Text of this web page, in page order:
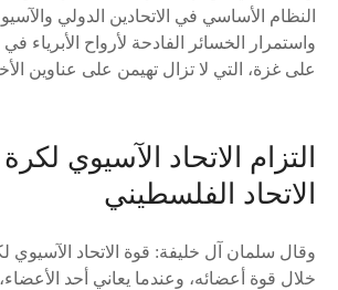
النظام الأساسي في الاتحادين الدولي
واستمرار الخسائر الفادحة لأرواح الأبرياء
على غزة، التي لا تزال تهيمن على عناوين
التزام الاتحاد الآسيوي
الاتحاد الفلسطيني
وقال سلمان آل خليفة: قوة الاتحاد الآسيوي
خلال قوة أعضائه، وعندما يعاني أحد الأعضاء،